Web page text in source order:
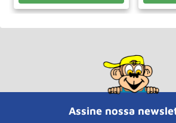
Assine nossa